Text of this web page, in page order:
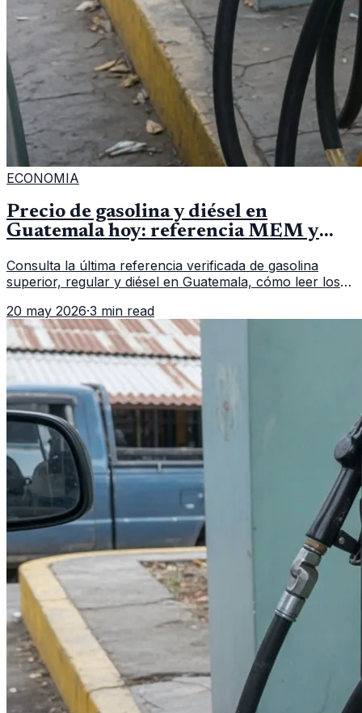
ECONOMIA
Precio de gasolina y diésel en
Guatemala hoy: referencia MEM y
Consulta la última referencia verificada de gasolina
superior, regular y diésel en Guatemala, cómo leer los
tanque.
20 may 2026·3 min read